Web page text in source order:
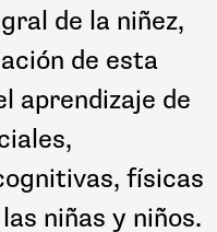
de la niñez,
de esta
aprendizaje de
físicas
niñas y niños.